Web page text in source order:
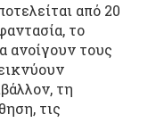
από 20
το
ανοίγουν τους
τη
τις